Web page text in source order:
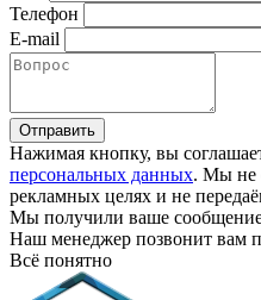
Телефон
E-mail
Отправить
Нажимая кнопку, вы
персональных данных. Мы не
рекламных целях и не
Мы получили ваше
Наш менеджер позвонит вам
Всё понятно